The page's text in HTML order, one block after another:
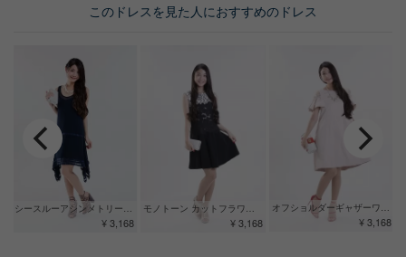
このドレスを見た人におすすめのドレス
¥ 3,168
オフショルダーギャザーワンピース
¥ 3,168
¥ 3,168